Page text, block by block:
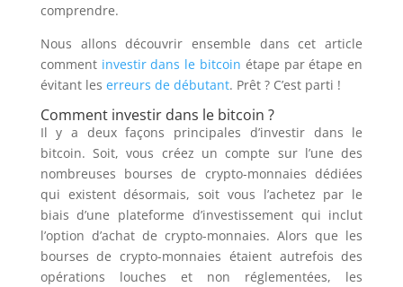
comprendre.
Nous allons découvrir ensemble dans cet article
comment investir dans le bitcoin étape par étape en
évitant les erreurs de débutant. Prêt ? C’est parti !
Comment investir dans le bitcoin ?
Il y a deux façons principales d’investir dans le
bitcoin. Soit, vous créez un compte sur l’une des
nombreuses bourses de crypto-monnaies dédiées
qui existent désormais, soit vous l’achetez par le
biais d’une plateforme d’investissement qui inclut
l’option d’achat de crypto-monnaies. Alors que les
bourses de crypto-monnaies étaient autrefois des
opérations louches et non réglementées, les